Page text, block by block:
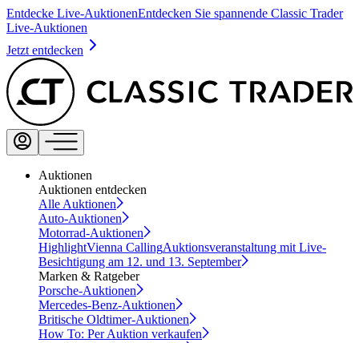
Entdecke Live-AuktionenEntdecken Sie spannende Classic Trader
Live-Auktionen
Jetzt entdecken
Auktionen
Auktionen entdecken
Alle Auktionen
Auto-Auktionen
Motorrad-Auktionen
HighlightVienna CallingAuktionsveranstaltung mit Live-
Besichtigung am 12. und 13. September
Marken & Ratgeber
Porsche-Auktionen
Mercedes-Benz-Auktionen
Britische Oldtimer-Auktionen
How To: Per Auktion verkaufen